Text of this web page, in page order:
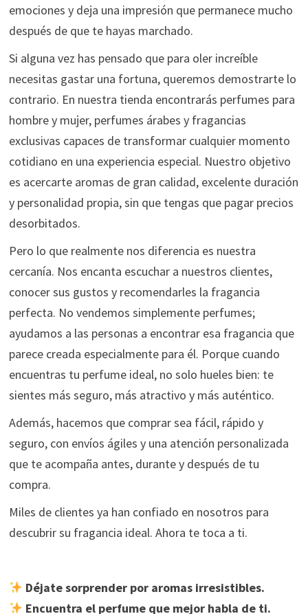
emociones y deja una impresión que permanece mucho
después de que te hayas marchado.
Si alguna vez has pensado que para oler increíble
necesitas gastar una fortuna, queremos demostrarte lo
contrario. En nuestra tienda encontrarás perfumes para
hombre y mujer, perfumes árabes y fragancias
exclusivas capaces de transformar cualquier momento
cotidiano en una experiencia especial. Nuestro objetivo
es acercarte aromas de gran calidad, excelente duración
y personalidad propia, sin que tengas que pagar precios
desorbitados.
Pero lo que realmente nos diferencia es nuestra
cercanía. Nos encanta escuchar a nuestros clientes,
conocer sus gustos y recomendarles la fragancia
perfecta. No vendemos simplemente perfumes;
ayudamos a las personas a encontrar esa fragancia que
parece creada especialmente para él. Porque cuando
encuentras tu perfume ideal, no solo hueles bien: te
sientes más seguro, más atractivo y más auténtico.
Además, hacemos que comprar sea fácil, rápido y
seguro, con envíos ágiles y una atención personalizada
que te acompaña antes, durante y después de tu
compra.
Miles de clientes ya han confiado en nosotros para
descubrir su fragancia ideal. Ahora te toca a ti.
Déjate sorprender por aromas irresistibles.
Encuentra el perfume que mejor habla de ti.